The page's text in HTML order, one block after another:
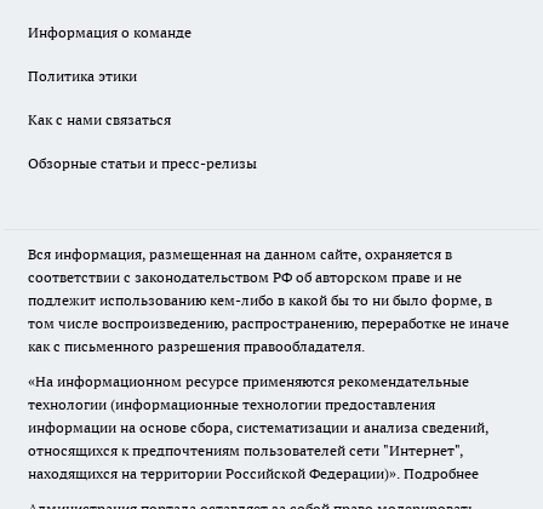
Информация о команде
Политика этики
Как с нами связаться
Обзорные статьи и пресс-релизы
Вся информация, размещенная на данном сайте, охраняется в
соответствии с законодательством РФ об авторском праве и не
подлежит использованию кем-либо в какой бы то ни было форме, в
том числе воспроизведению, распространению, переработке не иначе
как с письменного разрешения правообладателя.
«На информационном ресурсе применяются рекомендательные
технологии (информационные технологии предоставления
информации на основе сбора, систематизации и анализа сведений,
относящихся к предпочтениям пользователей сети "Интернет",
находящихся на территории Российской Федерации)». Подробнее